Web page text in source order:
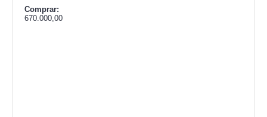
Comprar:
670.000,00